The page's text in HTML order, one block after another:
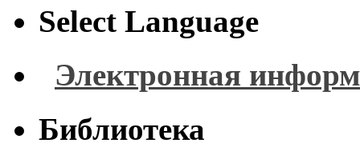
Select Language
Электронная
Библиотека